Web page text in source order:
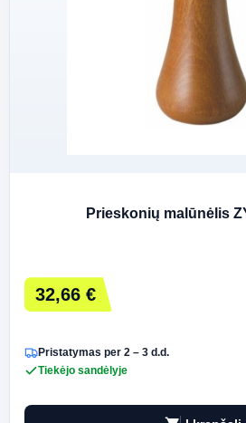
Prieskonių malūnėlis
32,66 €
Pristatymas per 2 – 3 d.d.
Tiekėjo sandėlyje